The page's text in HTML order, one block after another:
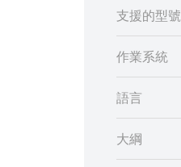
支援的型號
作業系統
語言
大綱